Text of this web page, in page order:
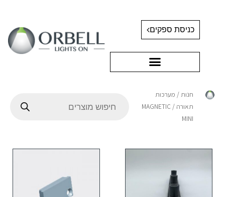
כניסת ספקים
חנות / מערכות
תאורה
/ MAGNETIC
MINI